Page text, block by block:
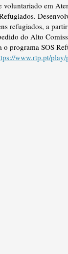
voluntariado em
refugiados, a
do Alto
o programa SOS
www.rtp.pt/